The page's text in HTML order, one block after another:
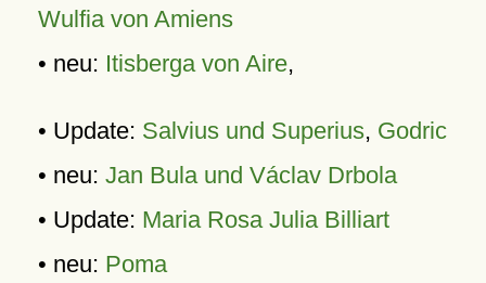
Wulfia von Amiens
• neu: Itisberga von Aire,
• Update: Salvius und Superius, Godric
• neu: Jan Bula und Václav Drbola
• Update: Maria Rosa Julia Billiart
• neu: Poma